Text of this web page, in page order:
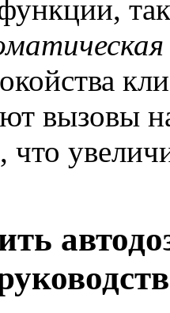
вызовы
что